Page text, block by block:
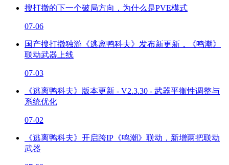
搜打撤的下一个破局方向，为什么是PVE模式
07-06
国产搜打撤独游《逃离鸭科夫》发布新更新，《鸣潮》
联动武器上线
07-03
《逃离鸭科夫》版本更新 - V2.3.30 - 武器平衡性调整与
系统优化
07-02
《逃离鸭科夫》开启跨IP《鸣潮》联动，新增两把联动
武器